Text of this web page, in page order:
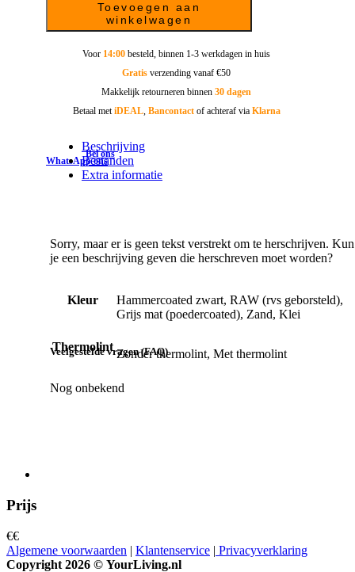
Toevoegen aan
winkelwagen
Voor 14:00 besteld, binnen 1-3 werkdagen in huis
Gratis verzending vanaf €50
Makkelijk retourneren binnen 30 dagen
Betaal metiDEAL, Bancontact of achteraf via Klarna
Bel ons
WhatsApp ons
Beschrijving
Bestanden
Extra informatie
Sorry, maar er is geen tekst verstrekt om te herschrijven. Kun
je een beschrijving geven die herschreven moet worden?
Kleur
Hammercoated zwart, RAW (rvs geborsteld),
Grijs mat (poedercoated), Zand, Klei
Thermolint
Zonder thermolint, Met thermolint
Veelgestelde vragen (FAQ)
Nog onbekend
Prijs
€€
Algemene voorwaarden | Klantenservice | Privacyverklaring
Copyright 2026 © YourLiving.nl